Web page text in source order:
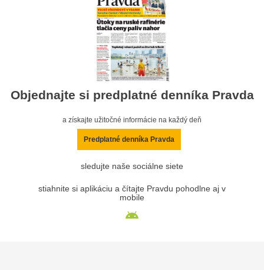
Objednajte si predplatné denníka Pravda
a získajte užitočné informácie na každý deň
Predplatné denníka Pravda
sledujte naše sociálne siete
stiahnite si aplikáciu a čítajte Pravdu pohodlne aj v
mobile